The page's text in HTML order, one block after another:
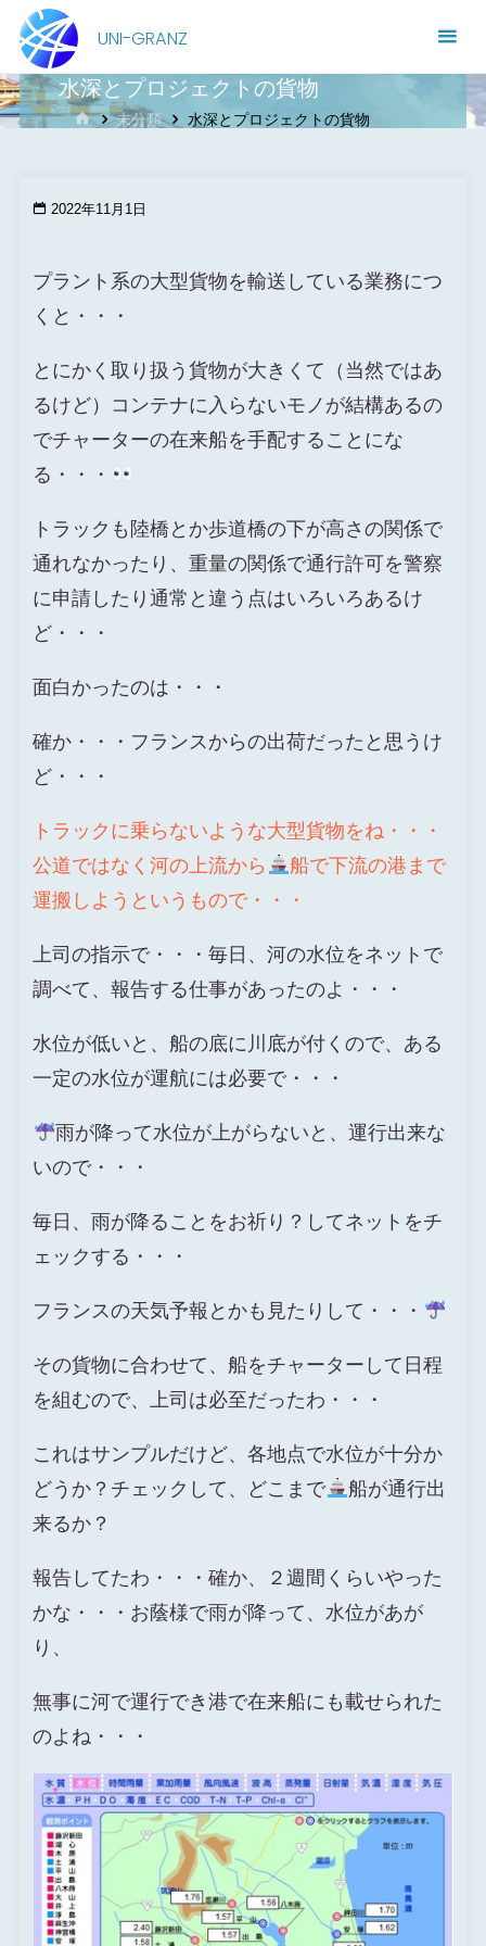
テ
ン
UNI-GRANZ
水深とプロジェクトの貨物
ホ 未分類 水深とプロジェクトの貨物
2022年11月1日
プラント系の大型貨物を輸送している業務につ
くと・・・
とにかく取り扱う貨物が大きくて（当然ではあ
るけど）コンテナに入らないモノが結構あるの
でチャーターの在来船を手配することにな
る・・・
トラックも陸橋とか歩道橋の下が高さの関係で
通れなかったり、重量の関係で通行許可を警察
に申請したり通常と違う点はいろいろあるけ
ど・・・
面白かったのは・・・
確か・・・フランスからの出荷だったと思うけ
ど・・・
トラックに乗らないような大型貨物をね・・・
公道ではなく河の上流から
船で下流の港まで
運搬しようというもので・・・
上司の指示で・・・毎日、河の水位をネットで
調べて、報告する仕事があったのよ・・・
水位が低いと、船の底に川底が付くので、ある
一定の水位が運航には必要で・・・
雨が降って水位が上がらないと、運行出来な
いので・・・
毎日、雨が降ることをお祈り？してネットをチ
ェックする・・・
フランスの天気予報とかも見たりして・・・
その貨物に合わせて、船をチャーターして日程
を組むので、上司は必至だったわ・・・
これはサンプルだけど、各地点で水位が十分か
どうか？チェックして、どこまで
船が通行出
来るか？
報告してたわ・・・確か、２週間くらいやった
かな・・・お蔭様で雨が降って、水位があが
り、
無事に河で運行でき港で在来船にも載せられた
のよね・・・